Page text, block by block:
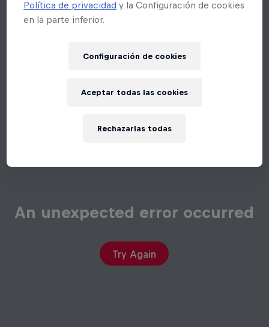
An unexpected error occurred
Try Again
Política de privacidad y la Configuración de cookies
en la parte inferior.
Configuración de cookies
Rechazarlas todas
Aceptar todas las cookies